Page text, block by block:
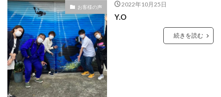
お客様の声 2022年10月25日
Y.O
続きを読む